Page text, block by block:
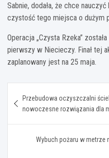
Sabnie, dodała, że chce
czystość tego miejsca o dużym
Operacja „Czysta Rzeka”
pierwszy w Niecieczy. Finał tej
zaplanowany jest na 25 maja.
wpisu
Przebudowa oczyszczalni
nowoczesne rozwiązania dla
Wybuch pożaru w metrze